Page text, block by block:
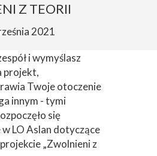
2021
Z TEORII
i wymyślasz
projekt,
Twoje otoczenie
innym - tymi
się
LO Aslan dotyczące
„Zwolnieni z